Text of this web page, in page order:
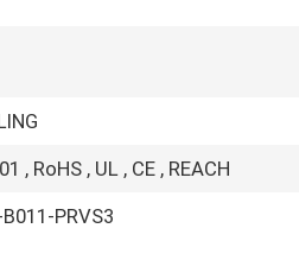
, RoHS , UL , CE , REACH
PRVS3